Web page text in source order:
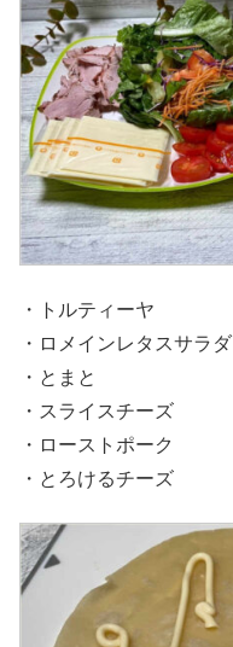
・トルティーヤ
・ロメインレタスサラダ
・とまと
・スライスチーズ
・ローストポーク
・とろけるチーズ